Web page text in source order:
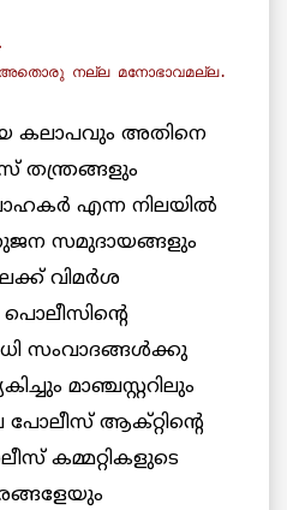
നല്ല മനോഭാവമല്ല.
കലാപവും അതിനെ
തന്ത്രങ്ങളും
എന്ന നിലയില്‍
സമുദായങ്ങളും
വിമര്‍ശ
സംവാദങ്ങള്‍ക്കു
മാഞ്ചസ്റ്ററിലും
പോലീസ് ആക്റ്റിന്റെ
കമ്മറ്റികളുടെ